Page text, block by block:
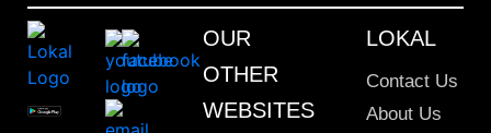
OUR
OTHER
WEBSITES
LOKAL
Contact Us
About Us